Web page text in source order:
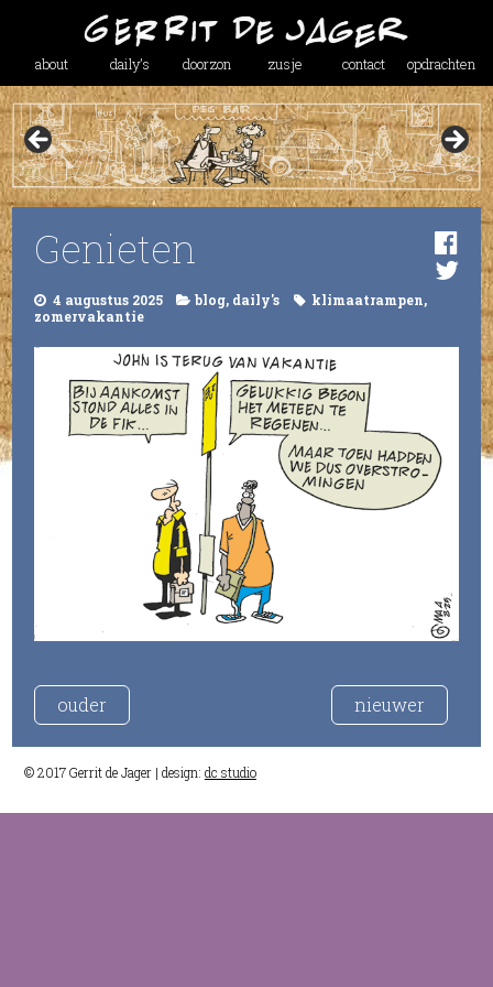
about daily’s doorzon zusje contact opdrachten
Genieten
4 augustus 2025 blog, daily's klimaatrampen,
zomervakantie
ouder nieuwer
© 2017 Gerrit de Jager | design: dc studio